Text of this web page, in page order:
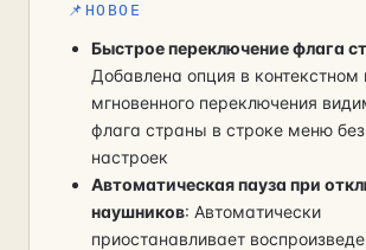
📌 НОВОЕ
Быстрое переключение флага
Добавлена опция в
мгновенного переключения
флага страны в строке меню
настроек
Автоматическая пауза при
наушников: Автоматически
приостанавливает